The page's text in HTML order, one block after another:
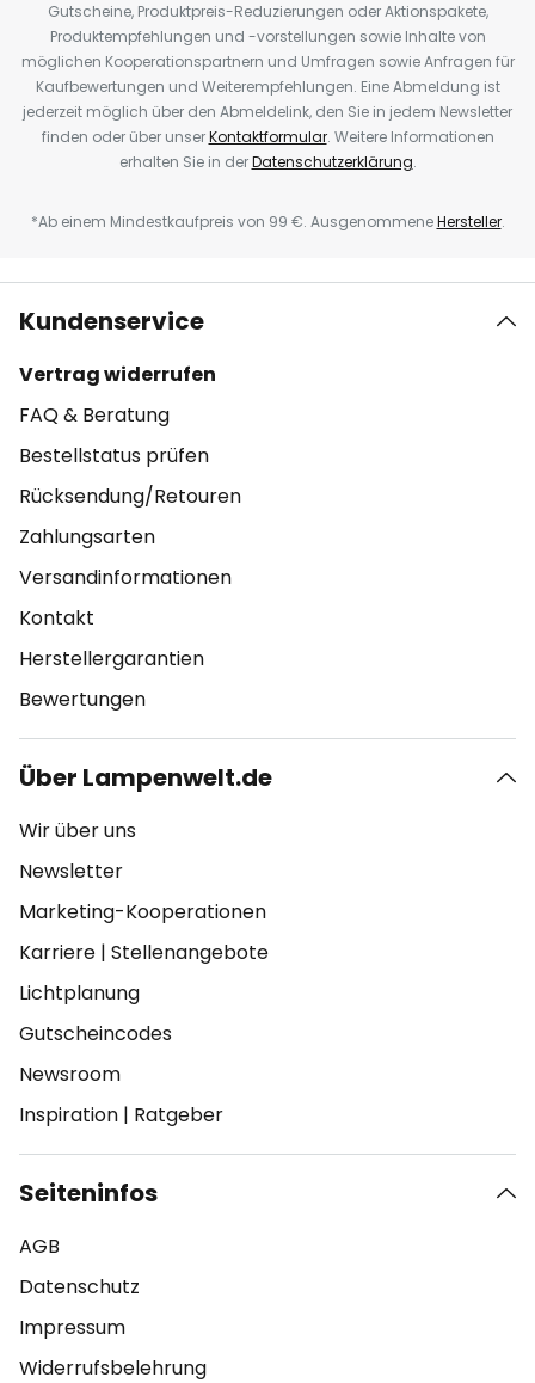
Gutscheine, Produktpreis-Reduzierungen oder Aktionspakete,
Produktempfehlungen und -vorstellungen sowie Inhalte von
möglichen Kooperationspartnern und Umfragen sowie Anfragen für
Kaufbewertungen und Weiterempfehlungen. Eine Abmeldung ist
jederzeit möglich über den Abmeldelink, den Sie in jedem Newsletter
finden oder über unserKontaktformular. Weitere Informationen
erhalten Sie in derDatenschutzerklärung.
*Ab einem Mindestkaufpreis von 99 €. AusgenommeneHersteller.
Kundenservice
Vertrag widerrufen
FAQ & Beratung
Bestellstatus prüfen
Rücksendung/Retouren
Zahlungsarten
Versandinformationen
Kontakt
Herstellergarantien
Bewertungen
Über Lampenwelt.de
Wir über uns
Newsletter
Marketing-Kooperationen
Karriere | Stellenangebote
Lichtplanung
Gutscheincodes
Newsroom
Inspiration | Ratgeber
Seiteninfos
AGB
Datenschutz
Impressum
Widerrufsbelehrung